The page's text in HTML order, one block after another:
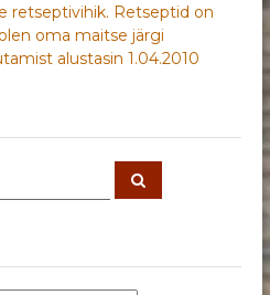
retseptivihik. Retseptid on
oma maitse järgi
alustasin 1.04.2010
S
e